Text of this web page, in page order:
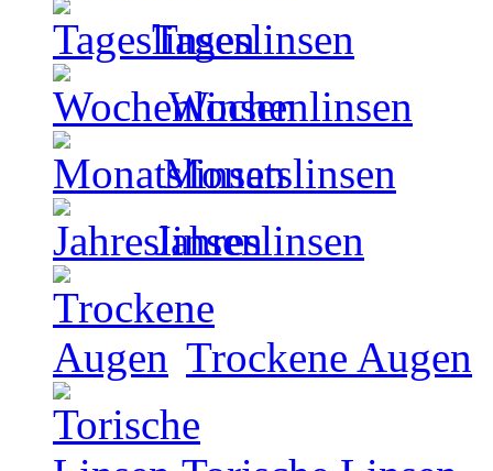
Tageslinsen
Wochenlinsen
Monatslinsen
Jahreslinsen
Trockene Augen